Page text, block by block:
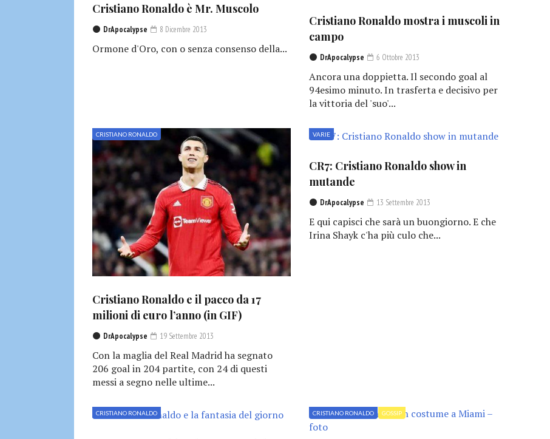
Cristiano Ronaldo è Mr. Muscolo
DrApocalypse 8 Dicembre 2013
Ormone d'Oro, con o senza consenso della...
Cristiano Ronaldo mostra i muscoli in
campo
DrApocalypse 6 Ottobre 2013
Ancora una doppietta. Il secondo goal al
94esimo minuto. In trasferta e decisivo per
la vittoria del 'suo'...
CRISTIANO RONALDO
Cristiano Ronaldo e il pacco da 17
milioni di euro l’anno (in GIF)
DrApocalypse 19 Settembre 2013
Con la maglia del Real Madrid ha segnato
206 goal in 204 partite, con 24 di questi
messi a segno nelle ultime...
VARIE
CR7: Cristiano Ronaldo show in
mutande
DrApocalypse 13 Settembre 2013
E qui capisci che sarà un buongiorno. E che
Irina Shayk c'ha più culo che...
CRISTIANO RONALDO CRISTIANO RONALDO GOSSIP